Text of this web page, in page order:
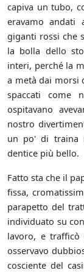
capiva un tubo,
eravamo
giganti rossi che
la bolla dello
interi, perché la
a metà dai morsi
spaccati come
ospitavano
nostro
un po' di traina
dentice più bello.
Fatto sta che il
fissa,
parapetto del
individuato su
lavoro, e
osservavo
cosciente del